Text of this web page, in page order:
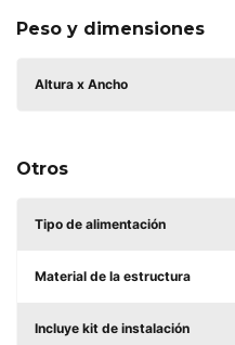
Peso y dimensiones
Altura x Ancho
Otros
Tipo de alimentación
Material de la estructura
Incluye kit de instalación